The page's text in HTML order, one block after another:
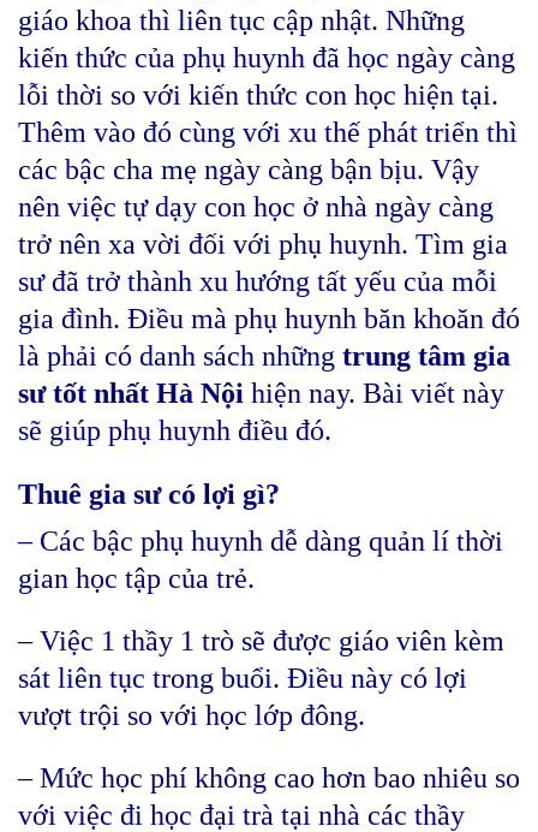
giáo khoa thì liên tục cập nhật. Những
kiến thức của phụ huynh đã học ngày càng
lỗi thời so với kiến thức con học hiện tại.
Thêm vào đó cùng với xu thế phát triển thì
các bậc cha mẹ ngày càng bận bịu. Vậy
nên việc tự dạy con học ở nhà ngày càng
trở nên xa vời đối với phụ huynh. Tìm gia
sư đã trở thành xu hướng tất yếu của mỗi
gia đình. Điều mà phụ huynh băn khoăn đó
là phải có danh sách những trung tâm gia
sư tốt nhất Hà Nội hiện nay. Bài viết này
sẽ giúp phụ huynh điều đó.
Thuê gia sư có lợi gì?
– Các bậc phụ huynh dễ dàng quản lí thời
gian học tập của trẻ.
– Việc 1 thầy 1 trò sẽ được giáo viên kèm
sát liên tục trong buổi. Điều này có lợi
vượt trội so với học lớp đông.
– Mức học phí không cao hơn bao nhiêu so
với việc đi học đại trà tại nhà các thầy